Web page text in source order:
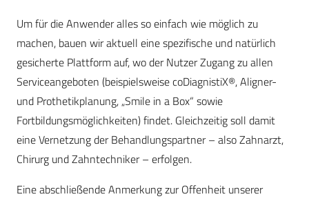
Um für die Anwender alles so einfach wie möglich zu
machen, bauen wir aktuell eine spezifische und natürlich
gesicherte Plattform auf, wo der Nutzer Zugang zu allen
Serviceangeboten (beispielsweise coDiagnistiX®, Aligner-
und Prothetikplanung, „Smile in a Box“ sowie
Fortbildungsmöglichkeiten) findet. Gleichzeitig soll damit
eine Vernetzung der Behandlungspartner – also Zahnarzt,
Chirurg und Zahntechniker – erfolgen.
Eine abschließende Anmerkung zur Offenheit unserer